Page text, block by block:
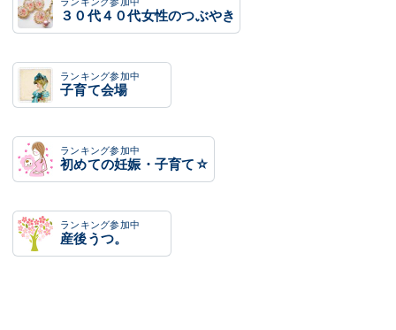
３０代４０代女性のつぶやき
ランキング参加中
子育て会場
ランキング参加中
初めての妊娠・子育て☆
ランキング参加中
産後うつ。